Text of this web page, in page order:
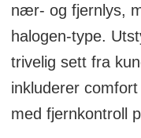
nær- og fjernlys,
halogen-type.
trivelig sett fra
inkluderer
med fjernkontroll